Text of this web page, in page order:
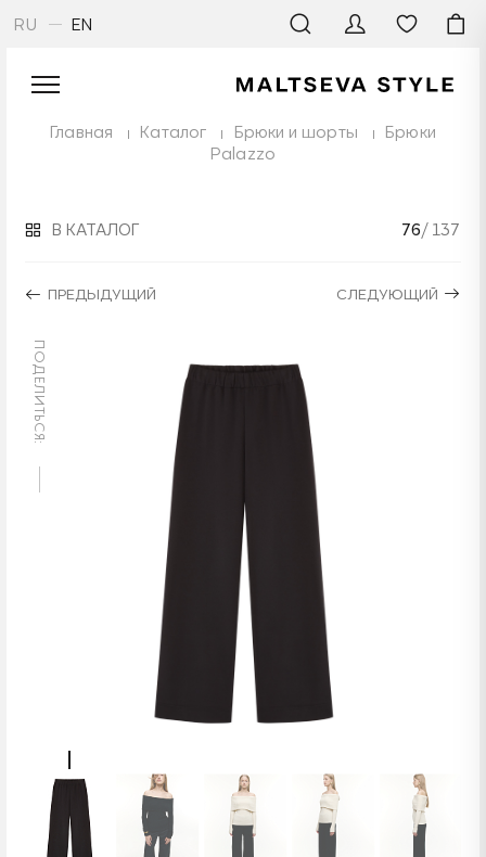
RU EN
Главная Каталог Брюки и шорты
Брюки
Palazzo
В КАТАЛОГ
ПРЕДЫДУЩИЙ
76/ 137
СЛЕДУЮЩИЙ
ПОДЕЛИТЬСЯ: